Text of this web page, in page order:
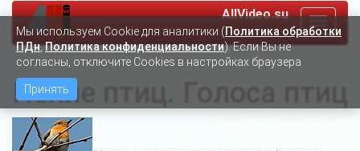
AllVideo.su
Пение птиц. Голоса птиц
Мы используем Сookie для аналитики (Политика обработки
ПДн,Политика конфиденциальности). Если Вы не
согласны, отключите Cookies в настройках браузера
Принять